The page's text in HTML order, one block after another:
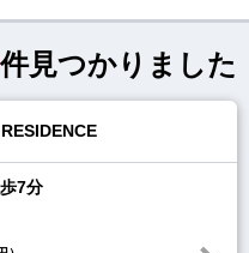
件見つかりました
7分